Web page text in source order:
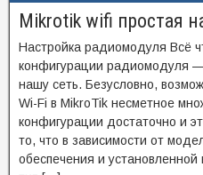
Mikrotik wifi простая
Настройка радиомодуля Всё
конфигурации радиомодуля —
нашу сеть. Безусловно,
Wi-Fi в MikroTik несметное
конфигурации достаточно и
то, что в зависимости от
обеспечения и